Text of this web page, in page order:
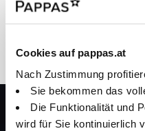
Cookies auf pappas.at
Nach Zustimmung
Sie bekommen das
Die Funktionalität und
wird für Sie kontinuierlich
Gleichstrom-Ladesystem (DC-
AVANTGARDE Exterieur
Aussenspiegel elektrisch
jeweiligen Netzabdeckung und
Leasing
Jetzt